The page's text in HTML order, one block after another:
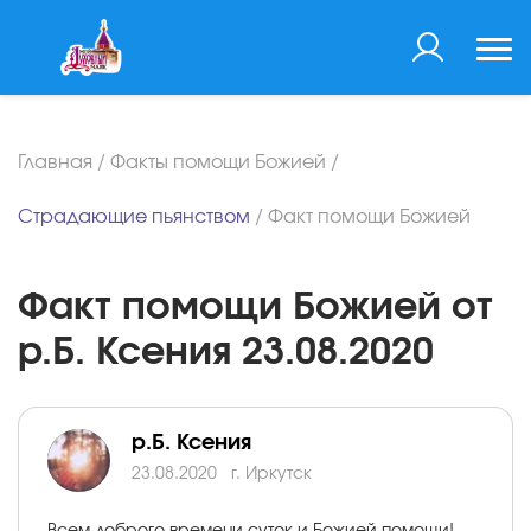
Главная / Факты помощи Божией /
Страдающие пьянством / Факт помощи Божией
Факт помощи Божией от
р.Б. Ксения 23.08.2020
р.Б. Ксения
23.08.2020 г. Иркутск